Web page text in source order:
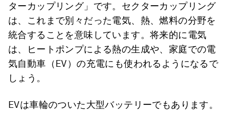
ターカップリング」です。セクターカップリング
は、これまで別々だった電気、熱、燃料の分野を
統合することを意味しています。将来的に電気
は、ヒートポンプによる熱の生成や、家庭での電
気自動車（EV）の充電にも使われるようになるで
しょう。
EVは車輪のついた大型バッテリーでもあります。